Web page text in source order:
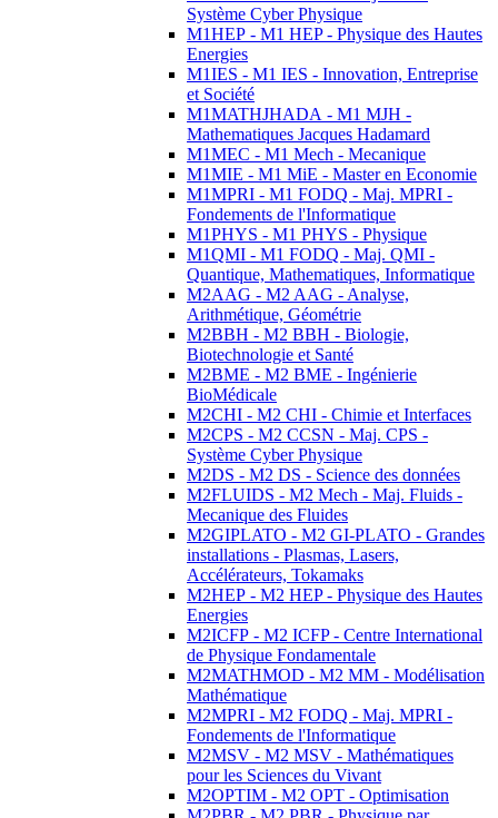
Système Cyber Physique
M1HEP - M1 HEP - Physique des Hautes
Energies
M1IES - M1 IES - Innovation, Entreprise
et Société
M1MATHJHADA - M1 MJH -
Mathematiques Jacques Hadamard
M1MEC - M1 Mech - Mecanique
M1MIE - M1 MiE - Master en Economie
M1MPRI - M1 FODQ - Maj. MPRI -
Fondements de l'Informatique
M1PHYS - M1 PHYS - Physique
M1QMI - M1 FODQ - Maj. QMI -
Quantique, Mathematiques, Informatique
M2AAG - M2 AAG - Analyse,
Arithmétique, Géométrie
M2BBH - M2 BBH - Biologie,
Biotechnologie et Santé
M2BME - M2 BME - Ingénierie
BioMédicale
M2CHI - M2 CHI - Chimie et Interfaces
M2CPS - M2 CCSN - Maj. CPS -
Système Cyber Physique
M2DS - M2 DS - Science des données
M2FLUIDS - M2 Mech - Maj. Fluids -
Mecanique des Fluides
M2GIPLATO - M2 GI-PLATO - Grandes
installations - Plasmas, Lasers,
Accélérateurs, Tokamaks
M2HEP - M2 HEP - Physique des Hautes
Energies
M2ICFP - M2 ICFP - Centre International
de Physique Fondamentale
M2MATHMOD - M2 MM - Modélisation
Mathématique
M2MPRI - M2 FODQ - Maj. MPRI -
Fondements de l'Informatique
M2MSV - M2 MSV - Mathématiques
pour les Sciences du Vivant
M2OPTIM - M2 OPT - Optimisation